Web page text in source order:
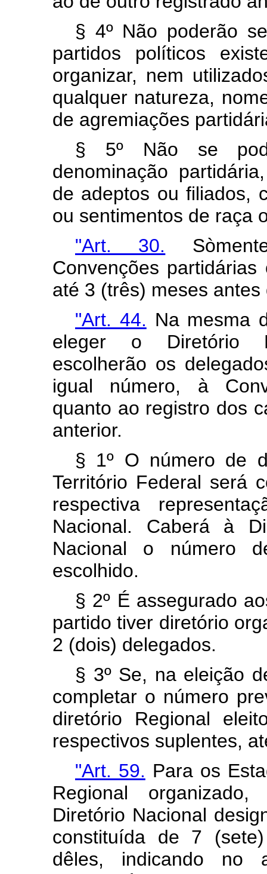
§ 4º Não poderão
partidos políticos
organizar, nem
qualquer natureza,
de agremiações
§ 5º Não se
denominação
de adeptos ou filiados,
ou sentimentos de raça
"Art. 30.
Convenções
até 3 (três) meses
"Art. 44. Na mesma
eleger o Diretório
escolherão os
igual número, à
quanto ao registro dos
anterior.
§ 1º O número de
Território Federal será
respectiva
Nacional. Caberá à
Nacional o número
escolhido.
§ 2º É assegurado
partido tiver diretório
2 (dois) delegados.
§ 3º Se, na eleição
completar o número
diretório Regional
respectivos suplentes,
"Art. 59. Para os
Regional
Diretório Nacional
constituída de 7
dêles, indicando no